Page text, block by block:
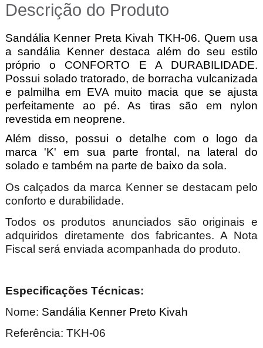
Descrição do Produto
Sandália Kenner Preta Kivah TKH-06. Quem usa
a sandália Kenner destaca além do seu estilo
próprio o CONFORTO E A DURABILIDADE.
Possui solado tratorado, de borracha vulcanizada
e palmilha em EVA muito macia que se ajusta
perfeitamente ao pé. As tiras são em nylon
revestida em neoprene.
Além disso, possui o detalhe com o logo da
marca 'K' em sua parte frontal, na lateral do
solado e também na parte de baixo da sola.
Os calçados da marca Kenner se destacam pelo
conforto e durabilidade.
Todos os produtos anunciados são originais e
adquiridos diretamente dos fabricantes. A Nota
Fiscal será enviada acompanhada do produto.
Especificações Técnicas:
Nome: Sandália Kenner Preto Kivah
Referência: TKH-06